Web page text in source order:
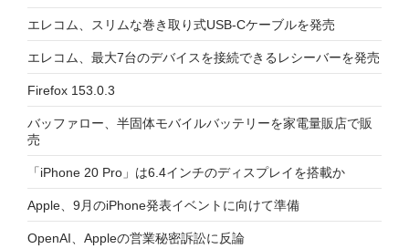
エレコム、スリムな巻き取り式USB-Cケーブルを発売
エレコム、最大7台のデバイスを接続できるレシーバーを発売
Firefox 153.0.3
バッファロー、半固体モバイルバッテリーを家電量販店で販
売
「iPhone 20 Pro」は6.4インチのディスプレイを搭載か
Apple、9月のiPhone発表イベントに向けて準備
OpenAI、Appleの営業秘密訴訟に反論